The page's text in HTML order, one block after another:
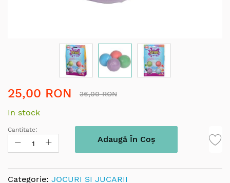
to
beginning
of
images
25,00 RON 36,00 RON
In stock
Cantitate:
Adaugă În Coș
Categorie: JOCURI SI JUCARII